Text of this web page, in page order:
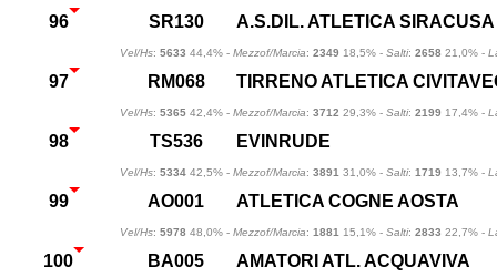
96 SR130 A.S.DIL. ATLETICA SIRACUSA
Vel/Hs: 5633 44,4% - Mezzof/Marcia: 2349 18,5% - Salti: 2658 21,0% -
97 RM068 TIRRENO ATLETICA
Vel/Hs: 5365 42,4% - Mezzof/Marcia: 3712 29,3% - Salti: 2199 17,4% -
98 TS536 EVINRUDE
Vel/Hs: 5334 42,5% - Mezzof/Marcia: 3891 31,0% - Salti: 1719 13,7% -
99 AO001 ATLETICA COGNE AOSTA
Vel/Hs: 5978 48,0% - Mezzof/Marcia: 1881 15,1% - Salti: 2833 22,7% -
100 BA005 AMATORI ATL. ACQUAVIVA